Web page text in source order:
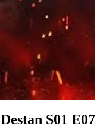
Destan S01 E07